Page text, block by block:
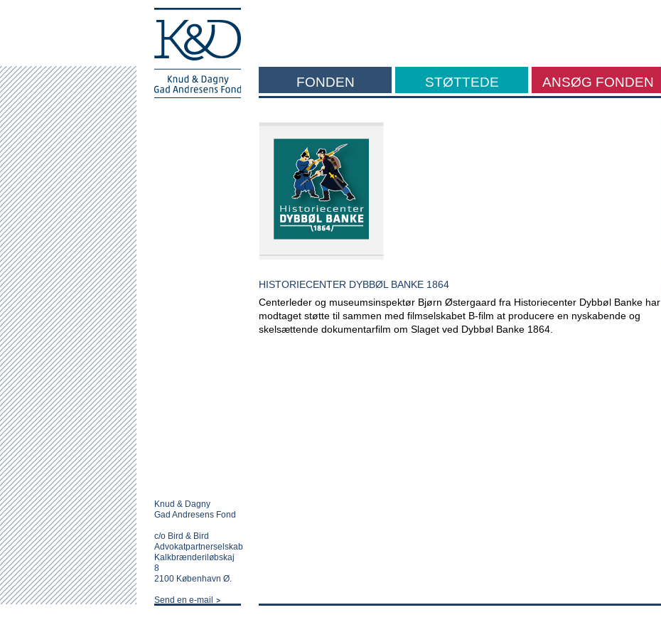
FONDEN STØTTEDE ANSØG FONDEN
HISTORIECENTER DYBBØL BANKE 1864
Centerleder og museumsinspektør Bjørn Østergaard fra Historiecenter Dybbøl Banke har
modtaget støtte til sammen med filmselskabet B-film at producere en nyskabende og
skelsættende dokumentarfilm om Slaget ved Dybbøl Banke 1864.
Knud & Dagny
Gad Andresens Fond
c/o Bird & Bird
Advokatpartnerselskab
Kalkbrænderiløbskaj
8
2100 København Ø.
Send en e-mail